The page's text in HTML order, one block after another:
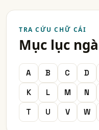
TRA CỨU CHỮ CÁI
Mục lục
A B C D
K
L M N
T
U V W